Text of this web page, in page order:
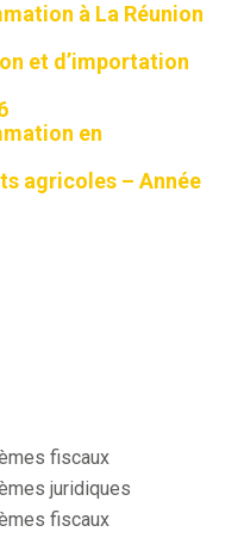
à La Réunion
et d’importation
en
agricoles – Année
fiscaux
juridiques
fiscaux